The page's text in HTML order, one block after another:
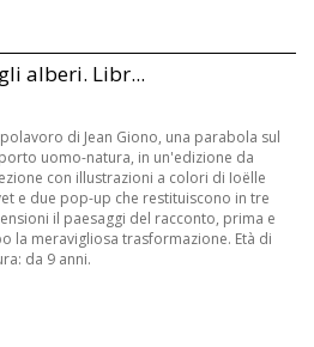
alberi. Libr...
di Jean Giono, una parabola sul
uomo-natura, in un'edizione da
con illustrazioni a colori di Ioëlle
e due pop-up che restituiscono in tre
il paesaggi del racconto, prima e
la meravigliosa trasformazione. Età di
da 9 anni.